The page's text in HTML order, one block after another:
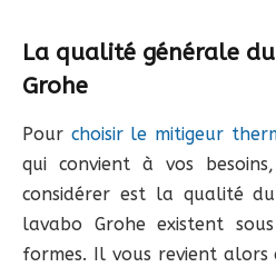
La qualité générale
Grohe
Pour choisir le mitigeur
qui convient à vos
considérer est la qualité
lavabo Grohe existent
formes. Il vous revient alors